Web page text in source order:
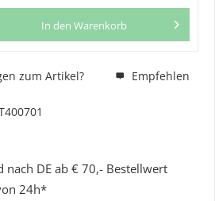
In den Warenkorb
zum Artikel? Empfehlen
nach DE ab € 70,- Bestellwert
24h*